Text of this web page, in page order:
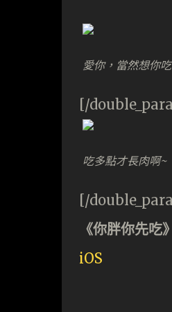
愛你，當然想你
[/
吃多點才長肉啊~
[/
《你胖你先吃
iOS